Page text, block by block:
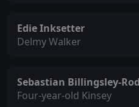
Edie Inksetter
Delmy Walker
Sebastian Billingsley-
Four-year-old Kinsey